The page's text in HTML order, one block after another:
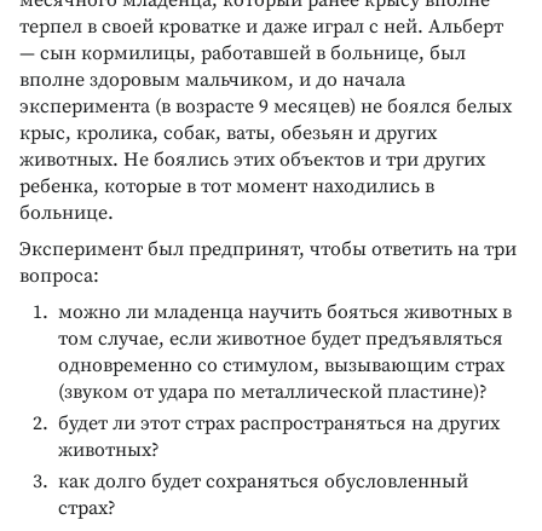
терпел в своей кроватке и даже играл с ней. Альберт
— сын кормилицы, работавшей в больнице, был
вполне здоровым мальчиком, и до начала
эксперимента (в возрасте 9 месяцев) не боялся белых
крыс, кролика, собак, ваты, обезьян и других
животных. Не боялись этих объектов и три других
ребенка, которые в тот момент находились в
больнице.
Эксперимент был предпринят, чтобы ответить на три
вопроса:
можно ли младенца научить бояться животных в
том случае, если животное будет предъявляться
одновременно со стимулом, вызывающим страх
(звуком от удара по металлической пластине)?
будет ли этот страх распространяться на других
животных?
как долго будет сохраняться обусловленный
страх?